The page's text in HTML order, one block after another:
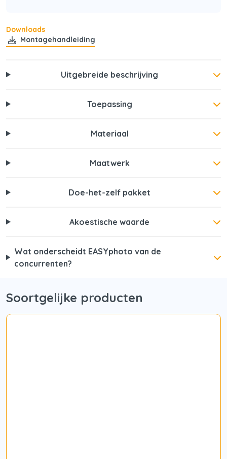
Downloads
Montagehandleiding
Uitgebreide beschrijving
Toepassing
Materiaal
Maatwerk
Doe-het-zelf pakket
Akoestische waarde
Wat onderscheidt EASYphoto van de
concurrenten?
Soortgelijke producten